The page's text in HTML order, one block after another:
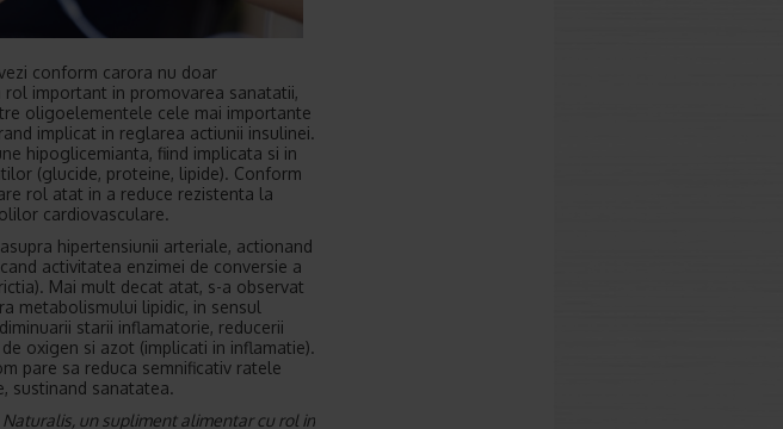
conform carora nu doar
important in promovarea sanatatii,
oligoelementele cele mai importante
implicat in reglarea actiunii insulinei.
hipoglicemianta, fiind implicata si in
(glucide, proteine, lipide). Conform
rol atat in a reduce rezistenta la
cardiovasculare.
hipertensiunii arteriale, actionand
activitatea enzimei de conversie a
Mai mult decat atat, s-a observat
metabolismului lipidic, in sensul
starii inflamatorie, reducerii
oxigen si azot (implicati in inflamatie).
pare sa reduca semnificativ ratele
sustinand sanatatea.
un supliment alimentar cu rol in